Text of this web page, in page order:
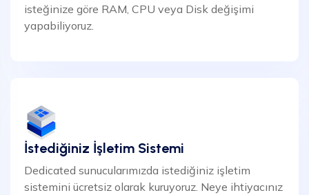
isteğinize göre RAM, CPU veya Disk değişimi
yapabiliyoruz.
İstediğiniz İşletim Sistemi
Dedicated sunucularımızda istediğiniz işletim
sistemini ücretsiz olarak kuruyoruz. Neye ihtiyacınız